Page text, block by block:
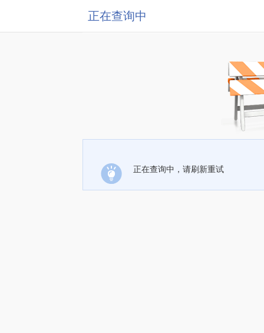
正在查询中
正在查询中，请刷新重试